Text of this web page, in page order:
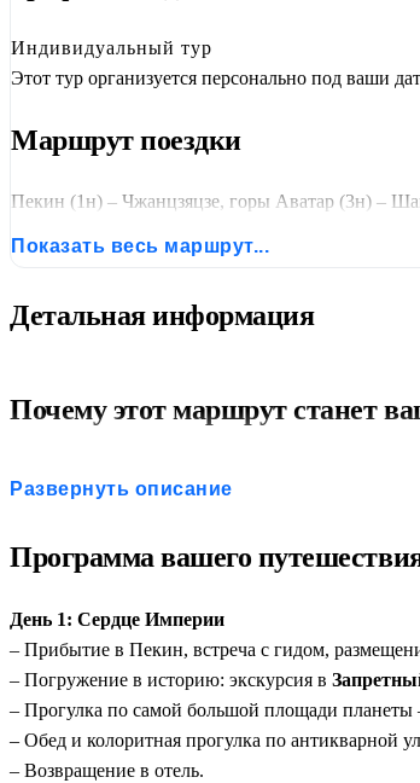
Индивидуальный тур
Этот тур организуется персонально под ваши
Маршрут поездки
Пекин (1н) – Чжанцзяцзе, горы Аватар (3н) –
Показать весь маршрут...
Детальная информация
Почему этот маршрут станет
Природные рекорды:
Комфорт логистики:Программа
Персональный подход:
Развернуть описание
Программа вашего
День 1: Сердце Империи
– Прибытие в Пекин, встреча с гидом,
– Погружение в историю: экскурсия в
– Прогулка по самой большой площади
– Обед и колоритная прогулка по антикварной
– Возвращение в отель.